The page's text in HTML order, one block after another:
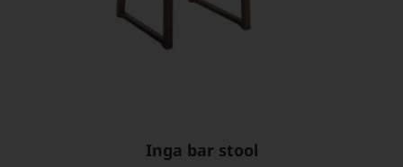
Inga bar stool